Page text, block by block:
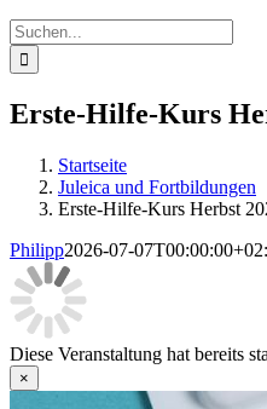
Suche
nach:
Erste-Hilfe-Kurs
Startseite
Juleica und Fortbildungen
Erste-Hilfe-Kurs Herbst
Philipp2026-07-
Diese Veranstaltung hat bereits
×